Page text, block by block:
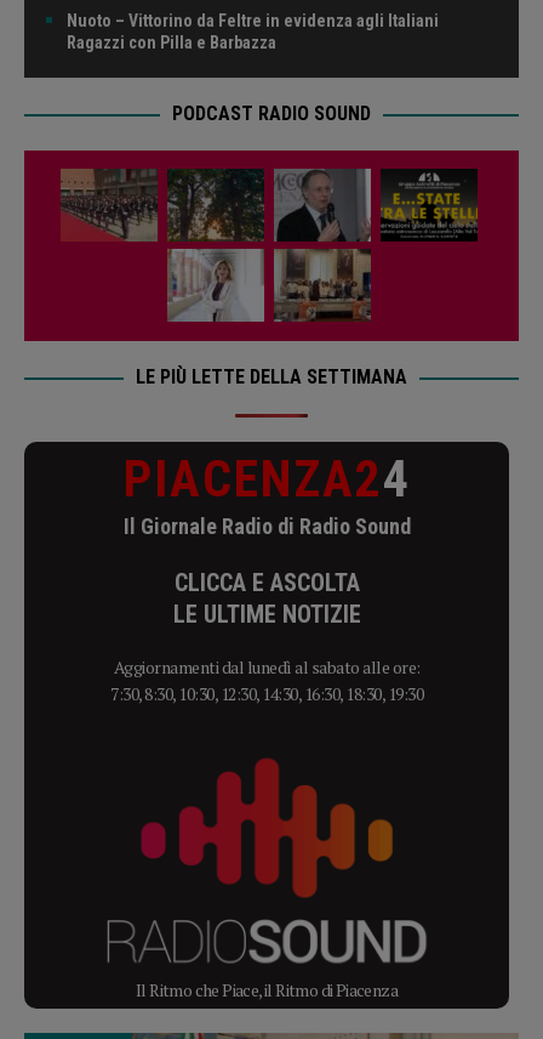
Nuoto – Vittorino da Feltre in evidenza agli Italiani
Ragazzi con Pilla e Barbazza
PODCAST RADIO SOUND
LE PIÙ LETTE DELLA SETTIMANA
PIACENZA24
Il Giornale Radio di Radio Sound
CLICCA E ASCOLTA
LE ULTIME NOTIZIE
Aggiornamenti dal lunedì al sabato alle ore:
7:30, 8:30, 10:30, 12:30, 14:30, 16:30, 18:30, 19:30
Il Ritmo che Piace, il Ritmo di Piacenza